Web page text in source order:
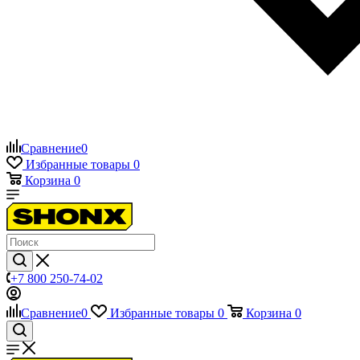
Сравнение0
Избранные товары 0
Корзина 0
+7 800 250-74-02
Сравнение0 Избранные товары 0 Корзина 0